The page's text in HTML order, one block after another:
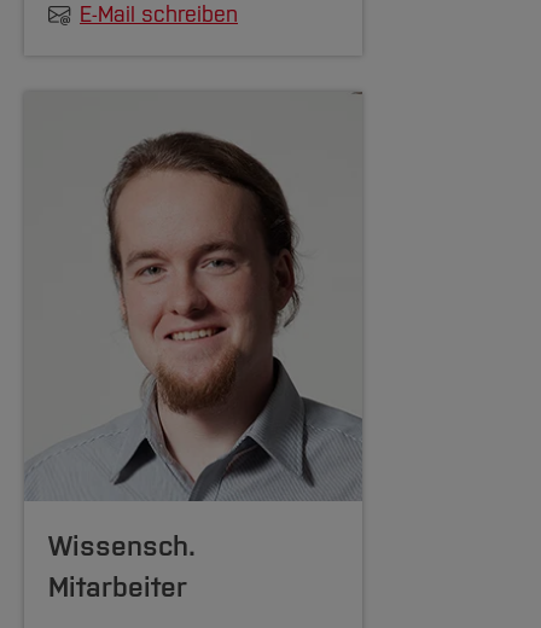
E-Mail schreiben
Wissensch.
Mitarbeiter